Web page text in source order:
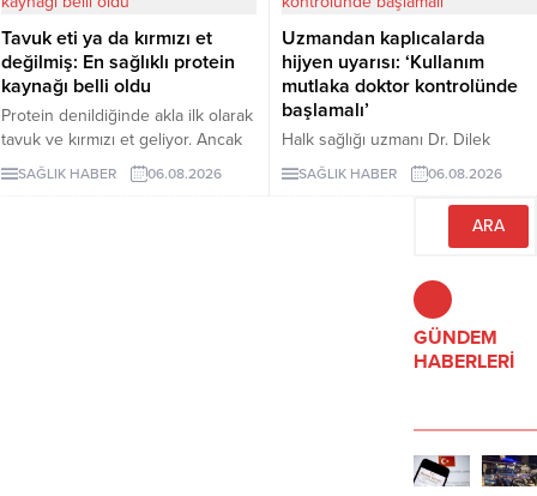
iltihaplanmanın göstergelerinden
biri olan CRP seviyesinin
düşürülmesine destek oluyor.
Tavuk eti ya da kırmızı et
değilmiş: En sağlıklı protein
kaynağı belli oldu
Protein denildiğinde akla ilk olarak
tavuk ve kırmızı et geliyor. Ancak
bilim insanları, son yıllarda yapılan
araştırmaların kurubaklagilleri daha
SAĞLIK HABER 06.08.2026
Uzmandan kaplıcalarda
hijyen uyarısı: ‘Kullanım
mutlaka doktor kontrolünde
başlamalı’
Halk sağlığı uzmanı Dr. Dilek
Aslan, kaplıcaların kas ve iskelet
sistemi rahatsızlıkları ile stresin
sağlayabileceğini ancak hijyen
kullanımın ciddi sağlık sorunlarına
yol açabileceğini belirtti. Aslan,
kaplıca tedavisinin mutlaka sağlık
çalışanlarının önerisiyle
SAĞLIK HABER 06.08.2026
GÜNDEM
HABERLERİ